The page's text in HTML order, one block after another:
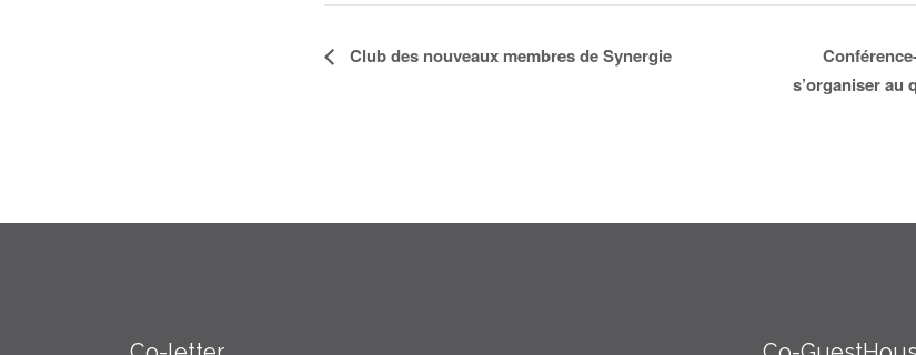
Navigation
Club des nouveaux membres de Synergie
s’organiser au